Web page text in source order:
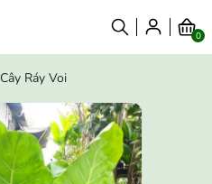
0
Cây Ráy Voi